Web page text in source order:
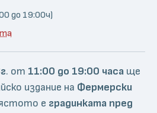
до 19:00ч)
. от 11:00 до 19:00 часа ще
издание на Фермерски
е градинката пред